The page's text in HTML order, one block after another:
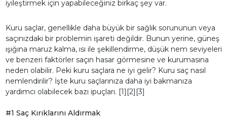
iyileştirmek için yapabileceğiniz birkaç şey var.
Kuru saçlar, genellikle daha büyük bir sağlık sorununun veya
saçınızdaki bir problemin işareti değildir. Bunun yerine, güneş
ışığına maruz kalma, ısı ile şekillendirme, düşük nem seviyeleri
ve benzeri faktörler saçın hasar görmesine ve kurumasına
neden olabilir. Peki kuru saçlara ne iyi gelir? Kuru saç nasıl
nemlendirilir? İşte kuru saçlarınıza daha iyi bakmanıza
yardımcı olabilecek bazı ipuçları. [1][2][3]
#1 Saç Kırıklarını Aldırmak